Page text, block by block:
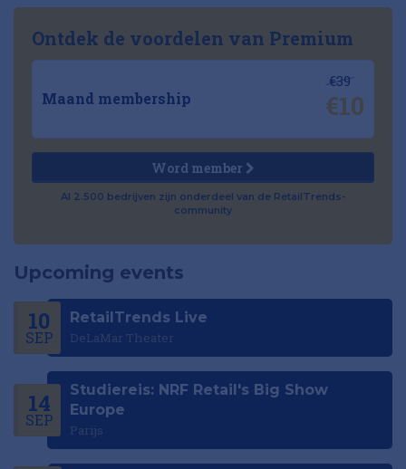
Ontdek de voordelen van Premium
Maand membership
€39
€10
Word member
Al 2.500 bedrijven zijn onderdeel van de RetailTrends-
community
Upcoming events
10
SEP
RetailTrends Live
DeLaMar Theater
14
SEP
Studiereis: NRF Retail's Big Show
Europe
Parijs